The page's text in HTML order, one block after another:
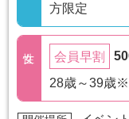
方限定
会員早割
28歳～39歳